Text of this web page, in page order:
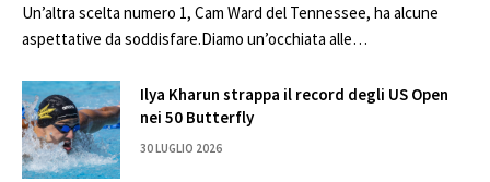
Un’altra scelta numero 1, Cam Ward del Tennessee, ha alcune
aspettative da soddisfare.Diamo un’occhiata alle…
Ilya Kharun strappa il record degli US Open
nei 50 Butterfly
30 LUGLIO 2026